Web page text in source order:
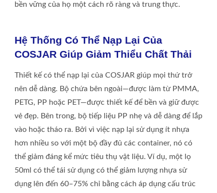
bền vững của họ một cách rõ ràng và trung thực.
Hệ Thống Có Thể Nạp Lại Của
COSJAR Giúp Giảm Thiểu Chất Thải
Thiết kế có thể nạp lại của COSJAR giúp mọi thứ trở
nên dễ dàng. Bộ chứa bên ngoài—được làm từ PMMA,
PETG, PP hoặc PET—được thiết kế để bền và giữ được
vẻ đẹp. Bên trong, bộ tiếp liệu PP nhẹ và dễ dàng để lắp
vào hoặc tháo ra. Bởi vì việc nạp lại sử dụng ít nhựa
hơn nhiều so với một bộ đầy đủ các container, nó có
thể giảm đáng kể mức tiêu thụ vật liệu. Ví dụ, một lọ
50ml có thể tái sử dụng có thể giảm lượng nhựa sử
dụng lên đến 60–75% chỉ bằng cách áp dụng cấu trúc